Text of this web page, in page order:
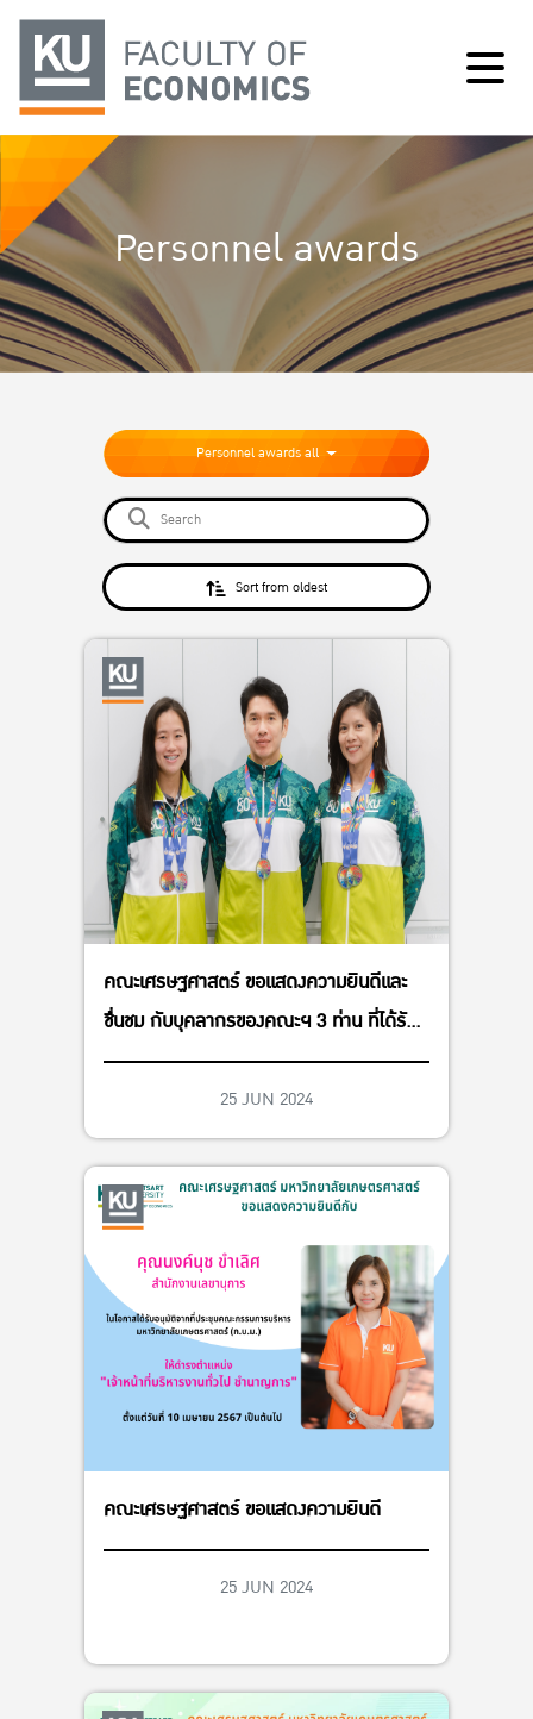
Personnel awards
Personnel awards all
Sort from oldest
คณะเศรษฐศาสตร์ ขอแสดงความยินดีและ
ชื่นชม กับบุคลากรของคณะฯ 3 ท่าน ที่ได้รับ
เหรียญรางวัลในการแข่งขันกีฬาบุคลากร
มหาวิทยาลัยแห่งประเทศไทย ครั้งที่ 40 อ่าง
แก้วเกม ระหว่างวันที่ 31 พฤษภาคม – 9
มิถุนายน 2567
25 JUN 2024
คณะเศรษฐศาสตร์ ขอแสดงความยินดี
25 JUN 2024